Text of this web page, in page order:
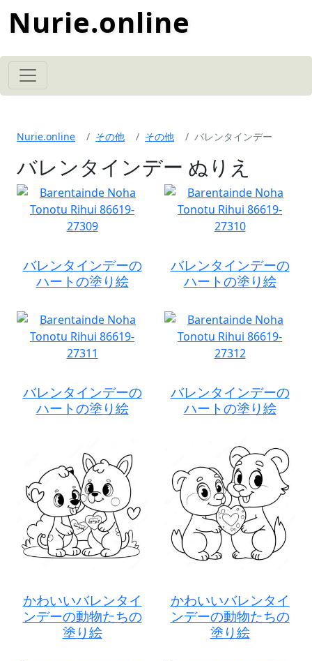
Nurie.online
Nurie.online その他 その他 バレンタインデー
バレンタインデー ぬりえ
バレンタインデーの
ハートの塗り絵
バレンタインデーの
ハートの塗り絵
バレンタインデーの
ハートの塗り絵
バレンタインデーの
ハートの塗り絵
かわいいバレンタイ
ンデーの動物たちの
塗り絵
かわいいバレンタイ
ンデーの動物たちの
塗り絵